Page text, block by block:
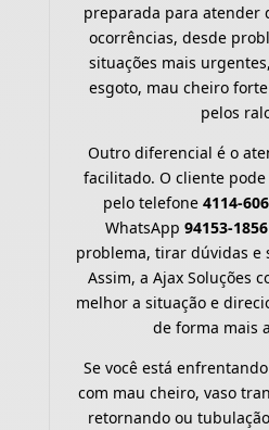
preparada para atender
ocorrências, desde
situações mais
esgoto, mau cheiro
pelos
Outro diferencial é o
facilitado. O cliente
pelo telefone 4114-
WhatsApp 94153-1856
problema, tirar dúvidas e
Assim, a Ajax Soluções
melhor a situação e
de forma mais
Se você está
com mau cheiro, vaso
retornando ou